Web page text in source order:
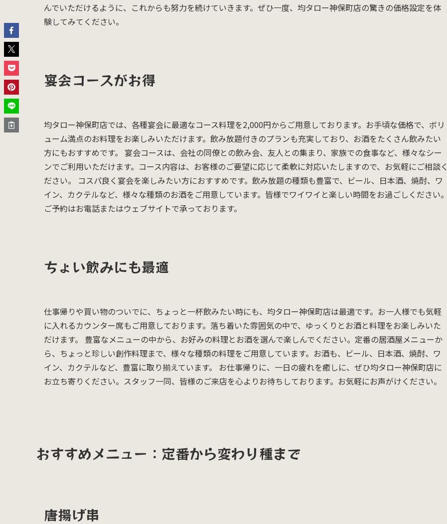
んでいただけるように、これからも努力を続けていきます。ぜひ一度、均タロー神保町店の驚きの価格設定を体
験してみてください。
宴会コースがお得
均タロー神保町店では、各種宴会に最適なコース料理を2,000円からご用意しております。お手頃な価格で、ボリ
ューム満点のお料理をお楽しみいただけます。飲み放題付きのプランも充実しており、お酒をたくさん飲みたい
方にもおすすめです。 宴会コースは、会社の同僚との飲み会、友人との集まり、家族での食事など、様々なシー
ンでご利用いただけます。コース内容は、お客様のご要望に応じて柔軟に対応いたしますので、お気軽にご相談く
ださい。 コスパ良く宴会を楽しみたい方におすすめです。飲み放題の種類も豊富で、ビール、日本酒、焼酎、ワ
イン、カクテルなど、様々な種類のお酒をご用意しています。皆様でワイワイと楽しい時間をお過ごしください。
ご予約はお電話またはウェブサイトで承っております。
ちょい飲みにも最適
仕事帰りや買い物のついでに、ちょっと一杯飲みたい時にも、均タロー神保町店は最適です。お一人様でも気軽
に入れるカウンター席もご用意しております。落ち着いた雰囲気の中で、ゆっくりとお酒と料理をお楽しみいた
だけます。 豊富なメニューの中から、お好みの料理とお酒を選んで楽しんでください。定番の居酒屋メニューか
ら、ちょっと珍しい創作料理まで、様々な種類の料理をご用意しています。お酒も、ビール、日本酒、焼酎、ワ
イン、カクテルなど、豊富に取り揃えています。 お仕事帰りに、一日の疲れを癒しに、ぜひ均タロー神保町店に
お立ち寄りください。スタッフ一同、皆様のご来店を心よりお待ちしております。お気軽にお声がけください。
おすすめメニュー：定番から変わり種まで
唐揚げ串